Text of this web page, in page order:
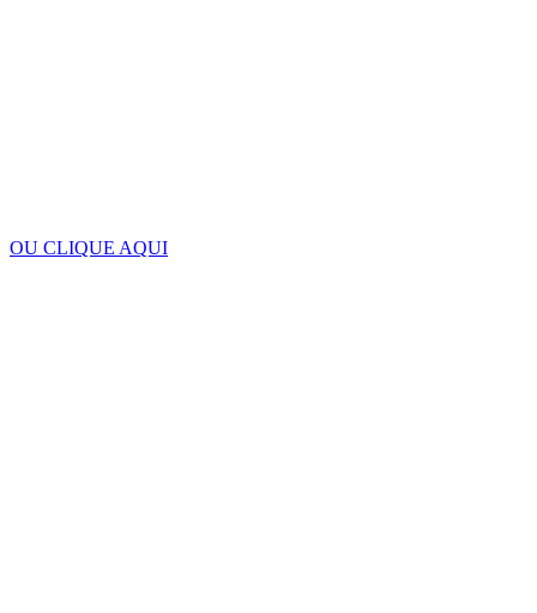
OU CLIQUE AQUI